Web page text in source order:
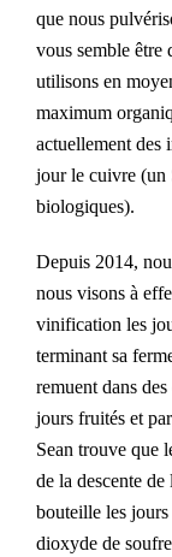
que nous
vous semble être
utilisons en
maximum
actuellement des
jour le cuivre (un
biologiques).
Depuis 2014,
nous visons à
vinification les
terminant sa
remuent dans
jours fruités et
Sean trouve que
de la descente
bouteille les
dioxyde de